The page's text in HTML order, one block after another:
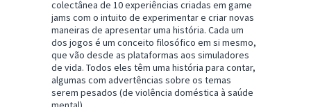
colectânea de 10 experiências criadas em game
jams com o intuito de experimentar e criar novas
maneiras de apresentar uma história. Cada um
dos jogos é um conceito filosófico em si mesmo,
que vão desde as plataformas aos simuladores
de vida. Todos eles têm uma história para contar,
algumas com advertências sobre os temas
serem pesados (de violência doméstica à saúde